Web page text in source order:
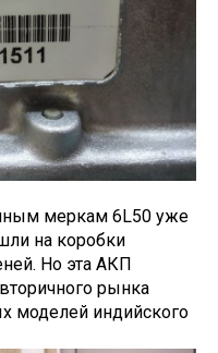
меркам 6L50 уже
на коробки
Но эта АКП
рынка
моделей индийского